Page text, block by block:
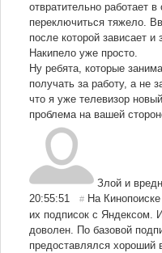
отвратительно работает
переключиться тяжело.
после которой зависает
Накипело уже просто.
Ну ребята, которые
получать за работу, а не
что я уже телевизор
проблема на вашей
Злой и
20:55:51
# На
их подписок с Яндексом.
доволен. По базовой
предоставлялся